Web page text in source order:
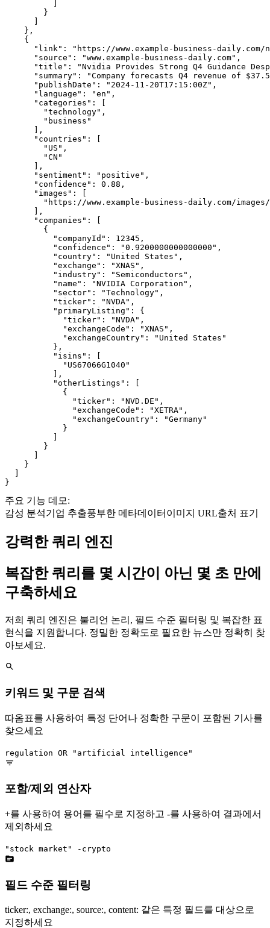
        }
    },
    {
"link": "https://www.example-business-daily.com/
      "source": "www.example-business-daily.com",
"title": "Nvidia Provides Strong Q4 Guidance
"summary": "Company forecasts Q4 revenue of
      "publishDate": "2024-11-20T17:15:00Z",
      "language": "en",
      "categories": [
        "technology",
        "business"
      ],
      "countries": [
        "US",
        "CN"
      ],
      "sentiment": "positive",
      "confidence": 0.88,
      "images": [
"https://www.example-business-daily.com/
      ],
      "companies": [
        {
          "companyId": 12345,
          "confidence": "0.9200000000000000",
          "country": "United States",
          "exchange": "XNAS",
          "industry": "Semiconductors",
          "name": "NVIDIA Corporation",
          "sector": "Technology",
          "ticker": "NVDA",
          "primaryListing": {
            "ticker": "NVDA",
            "exchangeCode": "XNAS",
            "exchangeCountry": "United States"
          },
          "isins": [
            "US67066G1040"
          ],
          "otherListings": [
            {
              "ticker": "NVD.DE",
              "exchangeCode": "XETRA",
              "exchangeCountry": "Germany"
            }
        }
    }
}
주요 기능 데모:
감성 분석기업 추출풍부한 메타데이터 이미지 URL출처 표기
강력한 쿼리 엔진
복잡한 쿼리를 몇 시간이 아닌 몇 초 만에
구축하세요
저희 쿼리 엔진은 불리언 논리, 필드 수준 필터링 및 복잡한 표
현식을 지원합니다. 정밀한 정확도로 필요한 뉴스만 정확히 찾
아보세요.
키워드 및 구문 검색
따옴표를 사용하여 특정 단어나 정확한 구문이 포함된 기사를
찾으세요
regulation OR "artificial intelligence"
포함/제외 연산자
+를 사용하여 용어를 필수로 지정하고 -를 사용하여 결과에서
제외하세요
"stock market" -crypto
필드 수준 필터링
ticker:, exchange:, source:, content: 같은 특정 필드를 대상으로
지정하세요